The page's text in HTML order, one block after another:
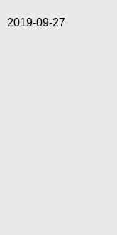
2019-09-27